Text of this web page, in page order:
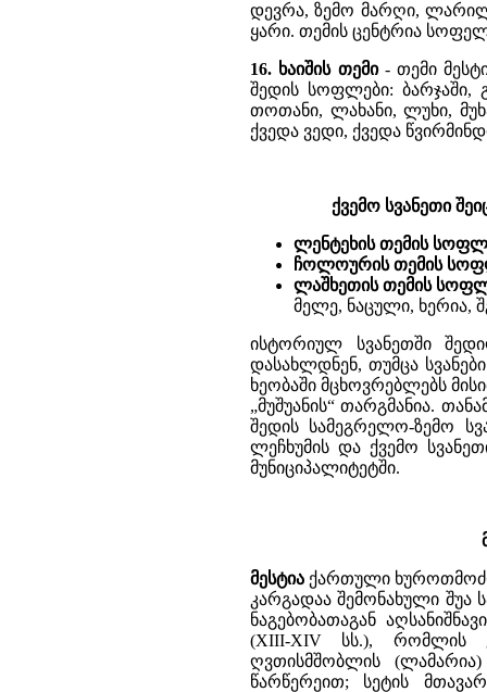
დევრა, ზემო მარღი,
ყარი. თემის ცენტრია
16. ხაიშის თემი- თემი
შედის სოფლები: ბარჯაში,
თოთანი, ლახანი, ლუხი,
ქვედა ვედი, ქვედა
ქვემო სვანეთი
ლენტეხის თემის
ჩოლოურის თემის
ლაშხეთის თემის
მელე, ნაცული, ხერია,
ისტორიულ სვანეთში
დასახლდნენ, თუმცა
ხეობაში მცხოვრებლებს
„მუშუანის“ თარგმანია.
შედის სამეგრელო-ზემო
ლეჩხუმის და ქვემო
მუნიციპალიტეტში.
მესტია ქართული
კარგადაა შემონახული შუა
ნაგებობათაგან
(XIII-XIV სს.), რომლის
ღვთისმშობლის
წარწერეით; სეტის